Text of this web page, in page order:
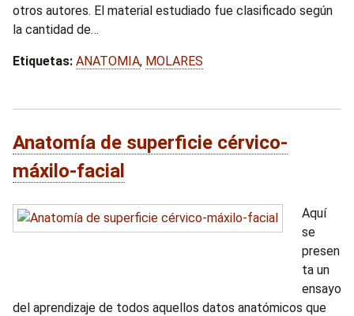
otros autores. El material estudiado fue clasificado según
la cantidad de…
Etiquetas: ANATOMIA, MOLARES
Anatomía de superficie cérvico-
máxilo-facial
Aquí
se
presen
ta un
ensayo
del aprendizaje de todos aquellos datos anatómicos que